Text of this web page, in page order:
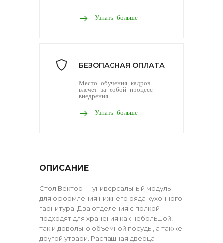
Узнать больше
БЕЗОПАСНАЯ ОПЛАТА
Место обучения кадров
влечет за собой процесс
внедрения
Узнать больше
ОПИСАНИЕ
Стол Вектор — универсальный модуль
для оформления нижнего ряда кухонного
гарнитура. Два отделения с полкой
подходят для хранения как небольшой,
так и довольно объемной посуды, а также
другой утвари. Распашная дверца